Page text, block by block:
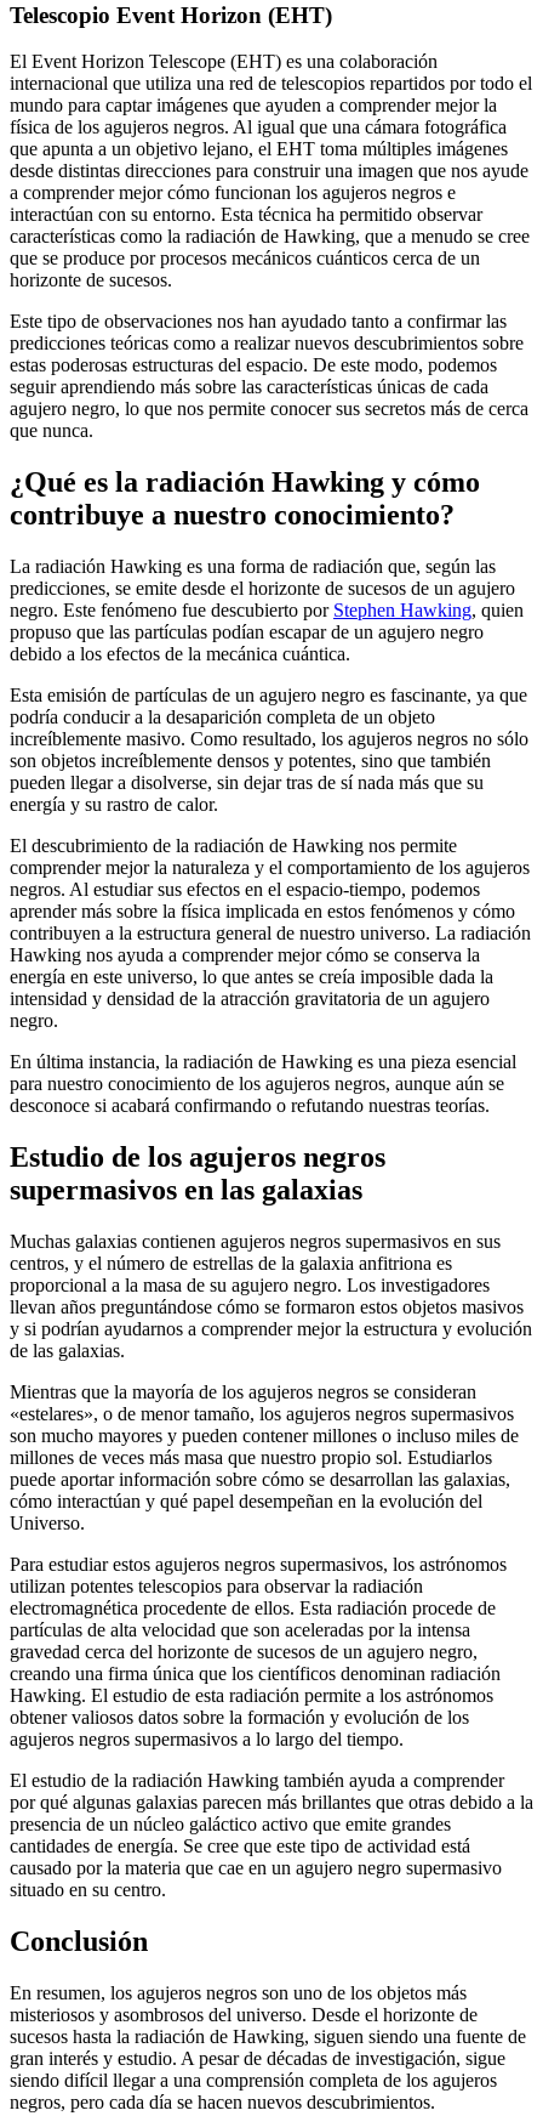
Telescopio Event Horizon (EHT)
El Event Horizon Telescope (EHT) es una colaboración
internacional que utiliza una red de telescopios repartidos por todo el
mundo para captar imágenes que ayuden a comprender mejor la
física de los agujeros negros. Al igual que una cámara fotográfica
que apunta a un objetivo lejano, el EHT toma múltiples imágenes
desde distintas direcciones para construir una imagen que nos ayude
a comprender mejor cómo funcionan los agujeros negros e
interactúan con su entorno. Esta técnica ha permitido observar
características como la radiación de Hawking, que a menudo se cree
que se produce por procesos mecánicos cuánticos cerca de un
horizonte de sucesos.
Este tipo de observaciones nos han ayudado tanto a confirmar las
predicciones teóricas como a realizar nuevos descubrimientos sobre
estas poderosas estructuras del espacio. De este modo, podemos
seguir aprendiendo más sobre las características únicas de cada
agujero negro, lo que nos permite conocer sus secretos más de cerca
que nunca.
¿Qué es la radiación Hawking y cómo
contribuye a nuestro conocimiento?
La radiación Hawking es una forma de radiación que, según las
predicciones, se emite desde el horizonte de sucesos de un agujero
negro. Este fenómeno fue descubierto por Stephen Hawking, quien
propuso que las partículas podían escapar de un agujero negro
debido a los efectos de la mecánica cuántica.
Esta emisión de partículas de un agujero negro es fascinante, ya que
podría conducir a la desaparición completa de un objeto
increíblemente masivo. Como resultado, los agujeros negros no sólo
son objetos increíblemente densos y potentes, sino que también
pueden llegar a disolverse, sin dejar tras de sí nada más que su
energía y su rastro de calor.
El descubrimiento de la radiación de Hawking nos permite
comprender mejor la naturaleza y el comportamiento de los agujeros
negros. Al estudiar sus efectos en el espacio-tiempo, podemos
aprender más sobre la física implicada en estos fenómenos y cómo
contribuyen a la estructura general de nuestro universo. La radiación
Hawking nos ayuda a comprender mejor cómo se conserva la
energía en este universo, lo que antes se creía imposible dada la
intensidad y densidad de la atracción gravitatoria de un agujero
negro.
En última instancia, la radiación de Hawking es una pieza esencial
para nuestro conocimiento de los agujeros negros, aunque aún se
desconoce si acabará confirmando o refutando nuestras teorías.
Estudio de los agujeros negros
supermasivos en las galaxias
Muchas galaxias contienen agujeros negros supermasivos en sus
centros, y el número de estrellas de la galaxia anfitriona es
proporcional a la masa de su agujero negro. Los investigadores
llevan años preguntándose cómo se formaron estos objetos masivos
y si podrían ayudarnos a comprender mejor la estructura y evolución
de las galaxias.
Mientras que la mayoría de los agujeros negros se consideran
«estelares», o de menor tamaño, los agujeros negros supermasivos
son mucho mayores y pueden contener millones o incluso miles de
millones de veces más masa que nuestro propio sol. Estudiarlos
puede aportar información sobre cómo se desarrollan las galaxias,
cómo interactúan y qué papel desempeñan en la evolución del
Universo.
Para estudiar estos agujeros negros supermasivos, los astrónomos
utilizan potentes telescopios para observar la radiación
electromagnética procedente de ellos. Esta radiación procede de
partículas de alta velocidad que son aceleradas por la intensa
gravedad cerca del horizonte de sucesos de un agujero negro,
creando una firma única que los científicos denominan radiación
Hawking. El estudio de esta radiación permite a los astrónomos
obtener valiosos datos sobre la formación y evolución de los
agujeros negros supermasivos a lo largo del tiempo.
El estudio de la radiación Hawking también ayuda a comprender
por qué algunas galaxias parecen más brillantes que otras debido a la
presencia de un núcleo galáctico activo que emite grandes
cantidades de energía. Se cree que este tipo de actividad está
causado por la materia que cae en un agujero negro supermasivo
situado en su centro.
Conclusión
En resumen, los agujeros negros son uno de los objetos más
misteriosos y asombrosos del universo. Desde el horizonte de
sucesos hasta la radiación de Hawking, siguen siendo una fuente de
gran interés y estudio. A pesar de décadas de investigación, sigue
siendo difícil llegar a una comprensión completa de los agujeros
negros, pero cada día se hacen nuevos descubrimientos.